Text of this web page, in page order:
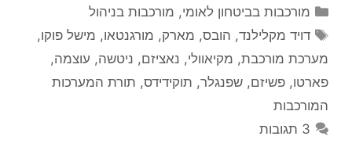
קטגוריות
מורכבות בביטחון לאומי, מורכבות בניהול
תגיות
דויד מקלילנד, הובס, מארק, מורגנטאו, מישל פוקו,
מערכת מורכבת, מקיאוולי, נאציזם, ניטשה, עוצמה,
פארטו, פשיזם, שפנגלר, תוקידידס, תורת המערכות
המורכבות
3 תגובות